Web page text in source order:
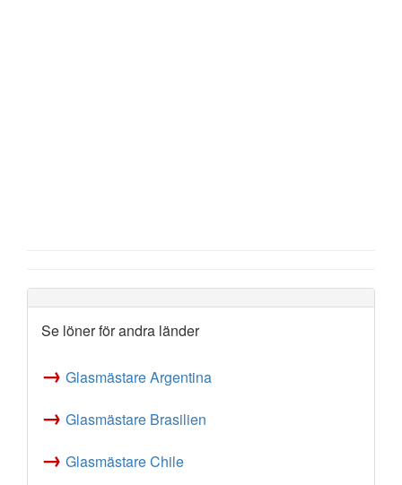
Se löner för andra länder
→ Glasmästare Argentina
→ Glasmästare Brasilien
→ Glasmästare Chile